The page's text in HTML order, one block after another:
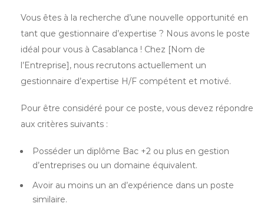
Vous êtes à la recherche d’une nouvelle opportunité en
tant que gestionnaire d’expertise ? Nous avons le poste
idéal pour vous à Casablanca ! Chez [Nom de
l’Entreprise], nous recrutons actuellement un
gestionnaire d’expertise H/F compétent et motivé.
Pour être considéré pour ce poste, vous devez répondre
aux critères suivants :
Posséder un diplôme Bac +2 ou plus en gestion
d’entreprises ou un domaine équivalent.
Avoir au moins un an d’expérience dans un poste
similaire.